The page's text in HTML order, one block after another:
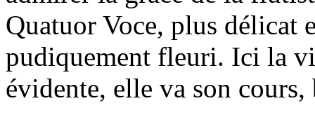
Quatuor Voce, plus délicat
pudiquement fleuri. Ici la
évidente, elle va son cours,